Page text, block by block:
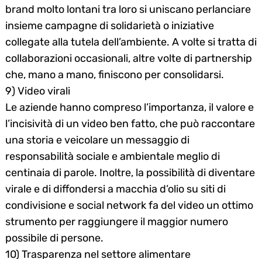
brand molto lontani tra loro si uniscano perlanciare
insieme campagne di solidarietà o iniziative
collegate alla tutela dell’ambiente. A volte si tratta di
collaborazioni occasionali, altre volte di partnership
che, mano a mano, finiscono per consolidarsi.
9) Video virali
Le aziende hanno compreso l’importanza, il valore e
l’incisività di un video ben fatto, che può raccontare
una storia e veicolare un messaggio di
responsabilità sociale e ambientale meglio di
centinaia di parole. Inoltre, la possibilità di diventare
virale e di diffondersi a macchia d’olio su siti di
condivisione e social network fa del video un ottimo
strumento per raggiungere il maggior numero
possibile di persone.
10) Trasparenza nel settore alimentare
for: